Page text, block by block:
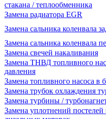
стакана / теплообменника
Замена радиатора EGR
Замена сальника коленвала
Замена сальника коленвала
Замена свечей накаливания
Замена ТНВД топливного
давления
Замена топливного насоса в
Замена трубок охлаждения
Замена турбины /
Замена уплотнений постелей